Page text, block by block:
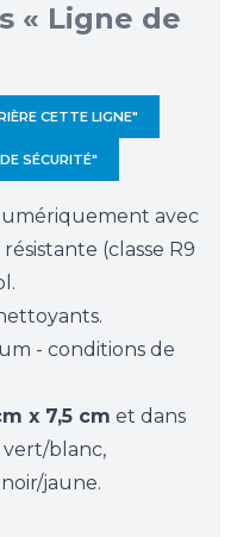
« Ligne de
CETTE LIGNE"
SÉCURITÉ"
avec
(classe R9
- conditions de
x 7,5 cm et dans
vert/blanc,
jaune.